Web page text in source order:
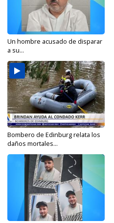
Un hombre acusado de disparar
a su...
Bombero de Edinburg relata los
daños mortales...